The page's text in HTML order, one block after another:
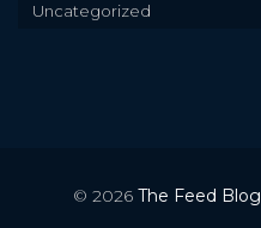
Uncategorized
© 2026 The Feed Blog